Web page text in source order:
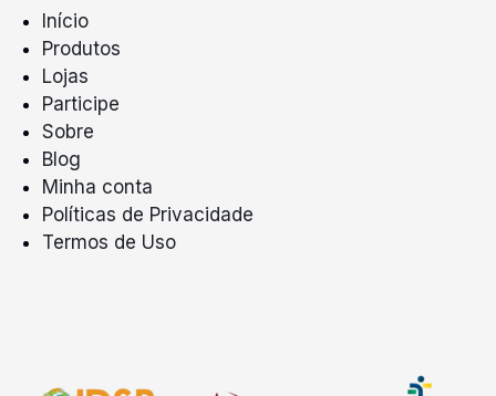
Início
Produtos
Lojas
Participe
Sobre
Blog
Minha conta
Políticas de Privacidade
Termos de Uso